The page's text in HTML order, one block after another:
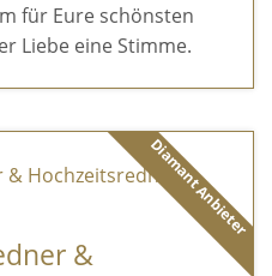
für Eure schönsten
Liebe eine Stimme.
Diamant Anbieter
&